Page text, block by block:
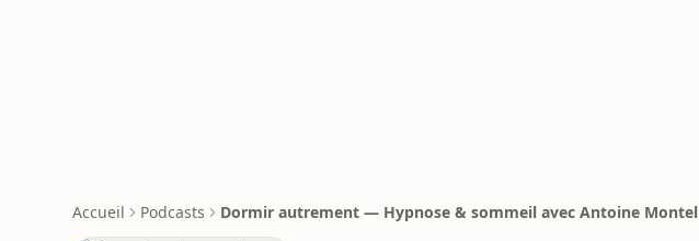
Accueil Podcasts Dormir autrement — Hypnose & sommeil avec Antoine Montel